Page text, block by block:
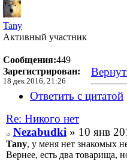
Tany
Активный участник
Сообщения:449
Зарегистрирован:
18 дек 2016, 21:26
Ответить с цитатой
Re: Никого нет
Nezabudki» 10 янв
Tany, у меня нет знакомых
Вернее, есть два товарища,